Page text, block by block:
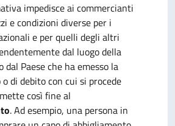
impedisce ai commercianti
e condizioni diverse per i
e per quelli degli altri
dal luogo della
dal Paese che ha emesso la
di debito con cui si procede
così fine al
. Ad esempio, una persona in